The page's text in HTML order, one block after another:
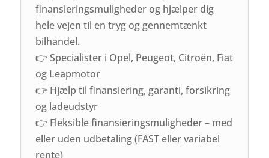
finansieringsmuligheder og hjælper dig
hele vejen til en tryg og gennemtænkt
bilhandel.
👉 Specialister i Opel, Peugeot, Citroën, Fiat
og Leapmotor
👉 Hjælp til finansiering, garanti, forsikring
og ladeudstyr
👉 Fleksible finansieringsmuligheder – med
eller uden udbetaling (FAST eller variabel
rente)